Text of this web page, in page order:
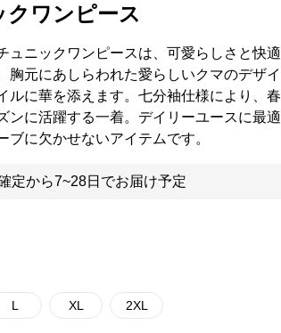
クワンピース
ュニックワンピースは、可愛らしさと快適
胸元にあしらわれた愛らしいクマのデザイ
ルに華を添えます。七分袖仕様により、春
ンに活躍する一着。デイリーユースに最適
ブに欠かせないアイテムです。
定から7~28日でお届け予定
L XL 2XL